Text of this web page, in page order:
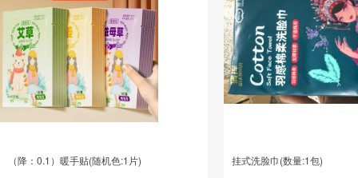
（降：0.1）暖手贴(随机色:1片)
挂式洗脸巾(数量:1包)